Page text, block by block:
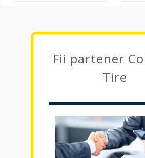
Fii partener
Tire